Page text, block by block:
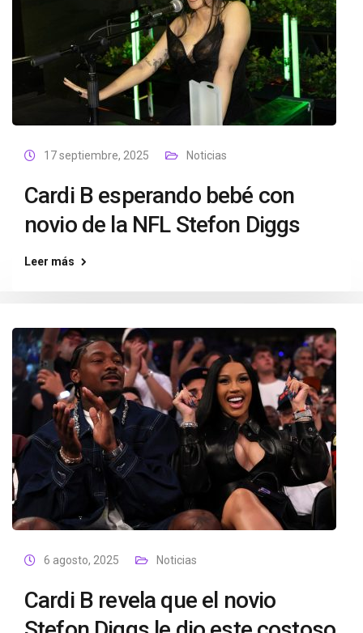
17 septiembre, 2025 Noticias
Cardi B esperando bebé con
novio de la NFL Stefon Diggs
Leer más
6 agosto, 2025 Noticias
Cardi B revela que el novio